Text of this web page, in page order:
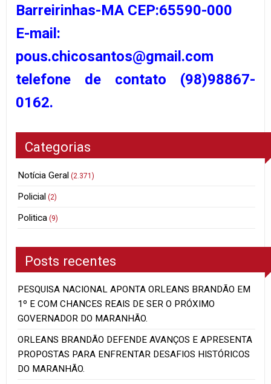
Barreirinhas-MA CEP:65590-000
E-mail:
pous.chicosantos@gmail.com
telefone de contato (98)98867-
0162.
Categorias
Notícia Geral (2.371)
Policial (2)
Politica (9)
Posts recentes
PESQUISA NACIONAL APONTA ORLEANS BRANDÃO EM
1º E COM CHANCES REAIS DE SER O PRÓXIMO
GOVERNADOR DO MARANHÃO.
ORLEANS BRANDÃO DEFENDE AVANÇOS E APRESENTA
PROPOSTAS PARA ENFRENTAR DESAFIOS HISTÓRICOS
DO MARANHÃO.